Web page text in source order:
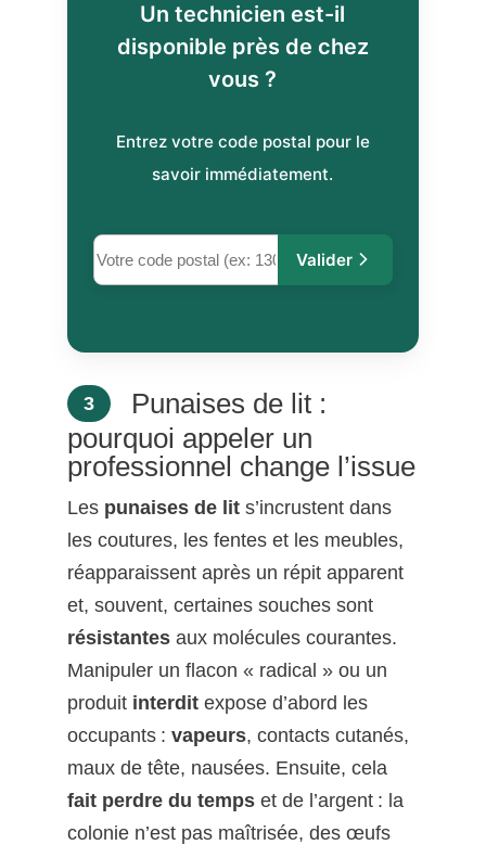
Un technicien est-il
disponible près de chez
vous ?
Entrez votre code postal pour le
savoir immédiatement.
Valider
3
Punaises de lit :
pourquoi appeler un
professionnel change l’issue
Les punaises de lit s’incrustent dans
les coutures, les fentes et les meubles,
réapparaissent après un répit apparent
et, souvent, certaines souches sont
résistantes aux molécules courantes.
Manipuler un flacon « radical » ou un
produit interdit expose d’abord les
occupants :vapeurs, contacts cutanés,
maux de tête, nausées. Ensuite, cela
fait perdre du temps et de l’argent : la
colonie n’est pas maîtrisée, des œufs